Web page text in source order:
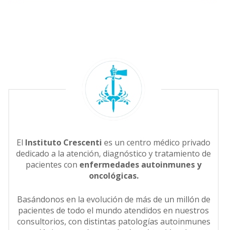
El Instituto Crescenti es un centro médico privado
dedicado a la atención, diagnóstico y tratamiento de
pacientes con enfermedades autoinmunes y
oncológicas.
Basándonos en la evolución de más de un millón de
pacientes de todo el mundo atendidos en nuestros
consultorios, con distintas patologías autoinmunes